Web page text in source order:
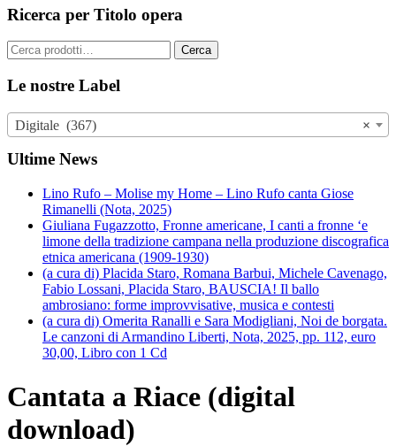
Ricerca per Titolo opera
Cerca: Cerca
Le nostre Label
×
Digitale (367)
Ultime News
Lino Rufo – Molise my Home – Lino Rufo canta Giose
Rimanelli (Nota, 2025)
Giuliana Fugazzotto, Fronne americane, I canti a fronne ‘e
limone della tradizione campana nella produzione discografica
etnica americana (1909-1930)
(a cura di) Placida Staro, Romana Barbui, Michele Cavenago,
Fabio Lossani, Placida Staro, BAUSCIA! Il ballo
ambrosiano: forme improvvisative, musica e contesti
(a cura di) Omerita Ranalli e Sara Modigliani, Noi de borgata.
Le canzoni di Armandino Liberti, Nota, 2025, pp. 112, euro
30,00, Libro con 1 Cd
Cantata a Riace (digital
download)